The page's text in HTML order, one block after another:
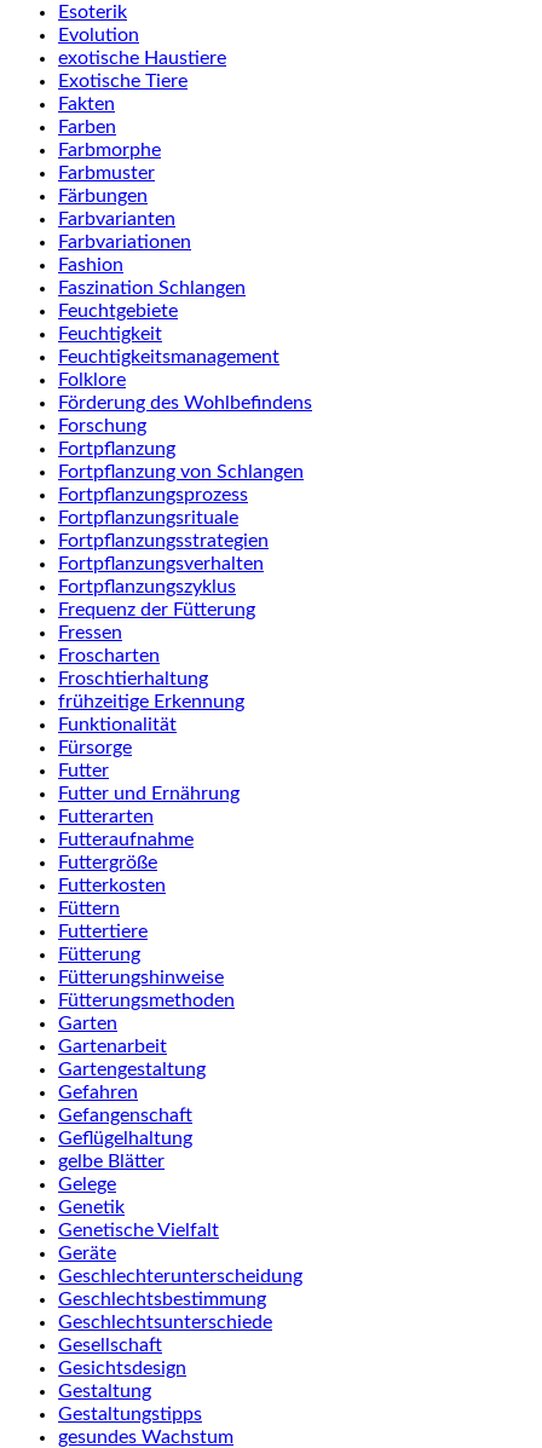
Esoterik
Evolution
exotische Haustiere
Exotische Tiere
Fakten
Farben
Farbmorphe
Farbmuster
Färbungen
Farbvarianten
Farbvariationen
Fashion
Faszination Schlangen
Feuchtgebiete
Feuchtigkeit
Feuchtigkeitsmanagement
Folklore
Förderung des Wohlbefindens
Forschung
Fortpflanzung
Fortpflanzung von Schlangen
Fortpflanzungsprozess
Fortpflanzungsrituale
Fortpflanzungsstrategien
Fortpflanzungsverhalten
Fortpflanzungszyklus
Frequenz der Fütterung
Fressen
Froscharten
Froschtierhaltung
frühzeitige Erkennung
Funktionalität
Fürsorge
Futter
Futter und Ernährung
Futterarten
Futteraufnahme
Futtergröße
Futterkosten
Füttern
Futtertiere
Fütterung
Fütterungshinweise
Fütterungsmethoden
Garten
Gartenarbeit
Gartengestaltung
Gefahren
Gefangenschaft
Geflügelhaltung
gelbe Blätter
Gelege
Genetik
Genetische Vielfalt
Geräte
Geschlechterunterscheidung
Geschlechtsbestimmung
Geschlechtsunterschiede
Gesellschaft
Gesichtsdesign
Gestaltung
Gestaltungstipps
gesundes Wachstum